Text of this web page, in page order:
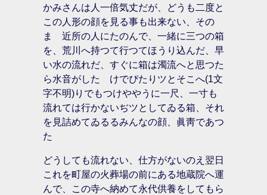
かみさんは人一倍気丈だが、どうも二度と
この人形の顔を見る事も出来ない、その
まゝ近所の人にたのんで、一緒に三つの箱
を、荒川へ持つて行つてほうり込んだ、早
い水の流れだ、すぐに箱は濁流へと思つた
ら水音がしたゞけでぴたりツとそこへ(1文
字不明)りでもつけややうに一尺、一寸も
流れては行かないぢツとしてゐる箱、それ
を見詰めてゐるるみんなの顔、眞靑であつ
た
どうしても流れない、仕方がないのえ翌日
これを町屋の火葬場の前にある地蔵院へ運
んで、この寺へ納めて永代供養をしてもら